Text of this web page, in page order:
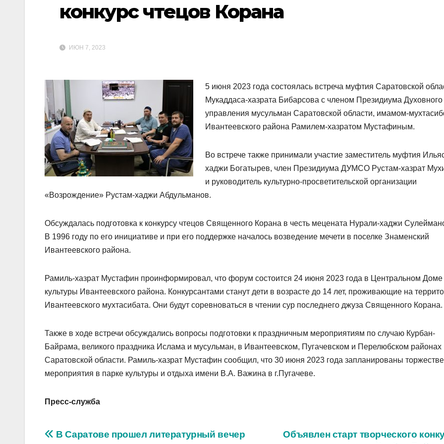
конкурс чтецов Корана
ИЮН 7, 2023
5 июня 2023 года состоялась встреча муфтия Саратовской
Мукаддаса-хазрата Бибарсова с членом Президиума Духовного
управления мусульман Саратовской области, имамом-
Ивантеевского района Рамилем-хазратом Мустафиным.
Во встрече также принимали участие заместитель муфтия
хаджи Богатырев, член Президиума ДУМСО Рустам-хазрат
и руководитель культурно-просветительской организации
«Возрождение» Рустам-хаджи Абдульманов.
Обсуждалась подготовка к конкурсу чтецов Священного Корана в честь мецената Нурали-хаджи
В 1996 году по его инициативе и при его поддержке началось возведение мечети в поселке Знаменский
Ивантеевского района.
Рамиль-хазрат Мустафин проинформировал, что форум состоится 24 июня 2023 года в Центральном Доме
культуры Ивантеевского района. Конкурсантами станут дети в возрасте до 14 лет, проживающие на
Ивантеевского мухтасибата. Они будут соревноваться в чтении сур последнего джуза Священного Корана.
Также в ходе встречи обсуждались вопросы подготовки к праздничным мероприятиям по случаю Курбан-
Байрама, великого праздника Ислама и мусульман, в Ивантеевском, Пугачевском и Перелюбском районах
Саратовской области. Рамиль-хазрат Мустафин сообщил, что 30 июня 2023 года запланированы
мероприятия в парке культуры и отдыха имени В.А. Важина в г.Пугачеве.
Пресс-служба
Навигация
Объявлен старт творческого
В Саратове прошел литературный вечер